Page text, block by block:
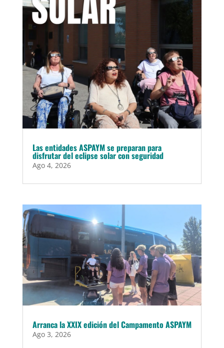
Las entidades ASPAYM se preparan para
disfrutar del eclipse solar con seguridad
Ago 4, 2026
Arranca la XXIX edición del Campamento ASPAYM
Ago 3, 2026